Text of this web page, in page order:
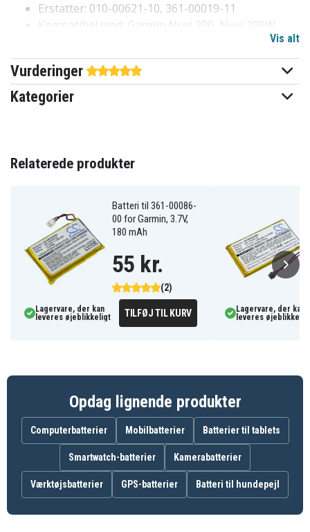
Erstatter: 010-00621-10, 361-00019-11
Kompatibel med: Garmin Nuvi 200, Nuvi 200W,
Nuvi 205, Nuvi 205T, Nuvi 205W, Nuvi 205WT,
Nuvi 250, Nuvi 252W, Nuvi 255, Nuvi 255T, Nuvi
255W, Nuvi 255WT, Nuvi 260, Nuvi 260W, Nuvi
260WT, Nuvi 270
EAN / GTIN 4894128019039
Kapacitet 1250 mAh
Batteriet erstatter:
010-00621-10
361-00019-11
Garmin Nuvi
Garmin Nuvi Garmin Nuvi
Garmin Nuvi 250Garmin Nuvi
252W
Garmin Nuvi 255
Garmin Nuvi
255T
Garmin Nuvi
255W
Garmin Nuvi
255WT
Garmin Nuvi 260Garmin Nuvi
260W
Garmin Nuvi
260WT
Garmin Nuvi 270
Vis alt
Vurderinger
Kategorier
Relaterede produkter
Batteri til 361-00086-
00 for Garmin, 3.7V,
180 mAh
(2)
55 kr.
Lagervare, der kan
leveres øjeblikkeligt
TILFØJ TIL KURV
Lagervare, der kan
leveres
Opdag lignende produkter
Computerbatterier Mobilbatterier Batterier til tablets
Smartwatch-batterier Kamerabatterier
Værktøjsbatterier GPS-batterier Batteri til hundepejl